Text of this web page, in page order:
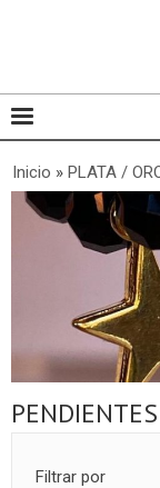
Inicio » PLATA /
Filtrar por